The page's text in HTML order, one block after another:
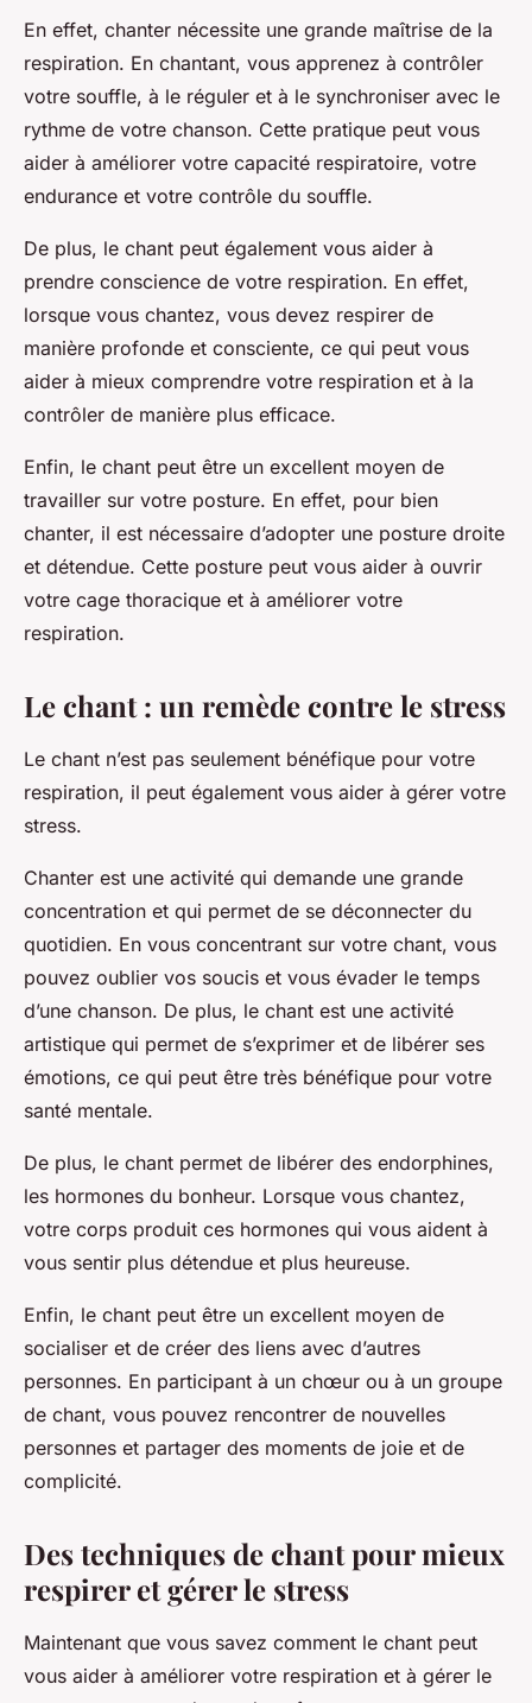
En effet, chanter nécessite une grande maîtrise de la
respiration. En chantant, vous apprenez à contrôler
votre souffle, à le réguler et à le synchroniser avec le
rythme de votre chanson. Cette pratique peut vous
aider à améliorer votre capacité respiratoire, votre
endurance et votre contrôle du souffle.
De plus, le chant peut également vous aider à
prendre conscience de votre respiration. En effet,
lorsque vous chantez, vous devez respirer de
manière profonde et consciente, ce qui peut vous
aider à mieux comprendre votre respiration et à la
contrôler de manière plus efficace.
Enfin, le chant peut être un excellent moyen de
travailler sur votre posture. En effet, pour bien
chanter, il est nécessaire d’adopter une posture droite
et détendue. Cette posture peut vous aider à ouvrir
votre cage thoracique et à améliorer votre
respiration.
Le chant : un remède contre le stress
Le chant n’est pas seulement bénéfique pour votre
respiration, il peut également vous aider à gérer votre
stress.
Chanter est une activité qui demande une grande
concentration et qui permet de se déconnecter du
quotidien. En vous concentrant sur votre chant, vous
pouvez oublier vos soucis et vous évader le temps
d’une chanson. De plus, le chant est une activité
artistique qui permet de s’exprimer et de libérer ses
émotions, ce qui peut être très bénéfique pour votre
santé mentale.
De plus, le chant permet de libérer des endorphines,
les hormones du bonheur. Lorsque vous chantez,
votre corps produit ces hormones qui vous aident à
vous sentir plus détendue et plus heureuse.
Enfin, le chant peut être un excellent moyen de
socialiser et de créer des liens avec d’autres
personnes. En participant à un chœur ou à un groupe
de chant, vous pouvez rencontrer de nouvelles
personnes et partager des moments de joie et de
complicité.
Des techniques de chant pour mieux
respirer et gérer le stress
Maintenant que vous savez comment le chant peut
vous aider à améliorer votre respiration et à gérer le